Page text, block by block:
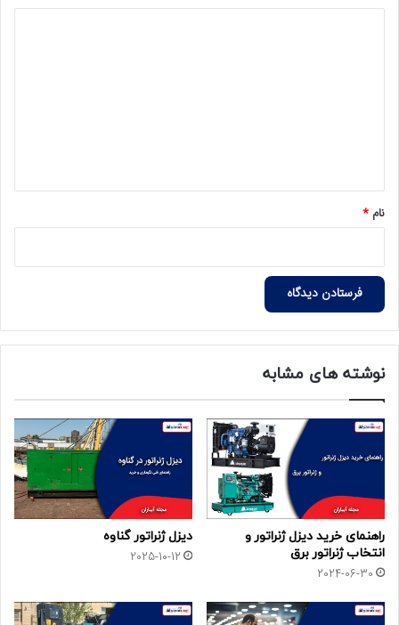
نام *
نوشته های مشابه
راهنمای خرید دیزل ژنراتور و
انتخاب ژنراتور برق
2024-06-30
دیزل ژنراتور گناوه
2025-10-12